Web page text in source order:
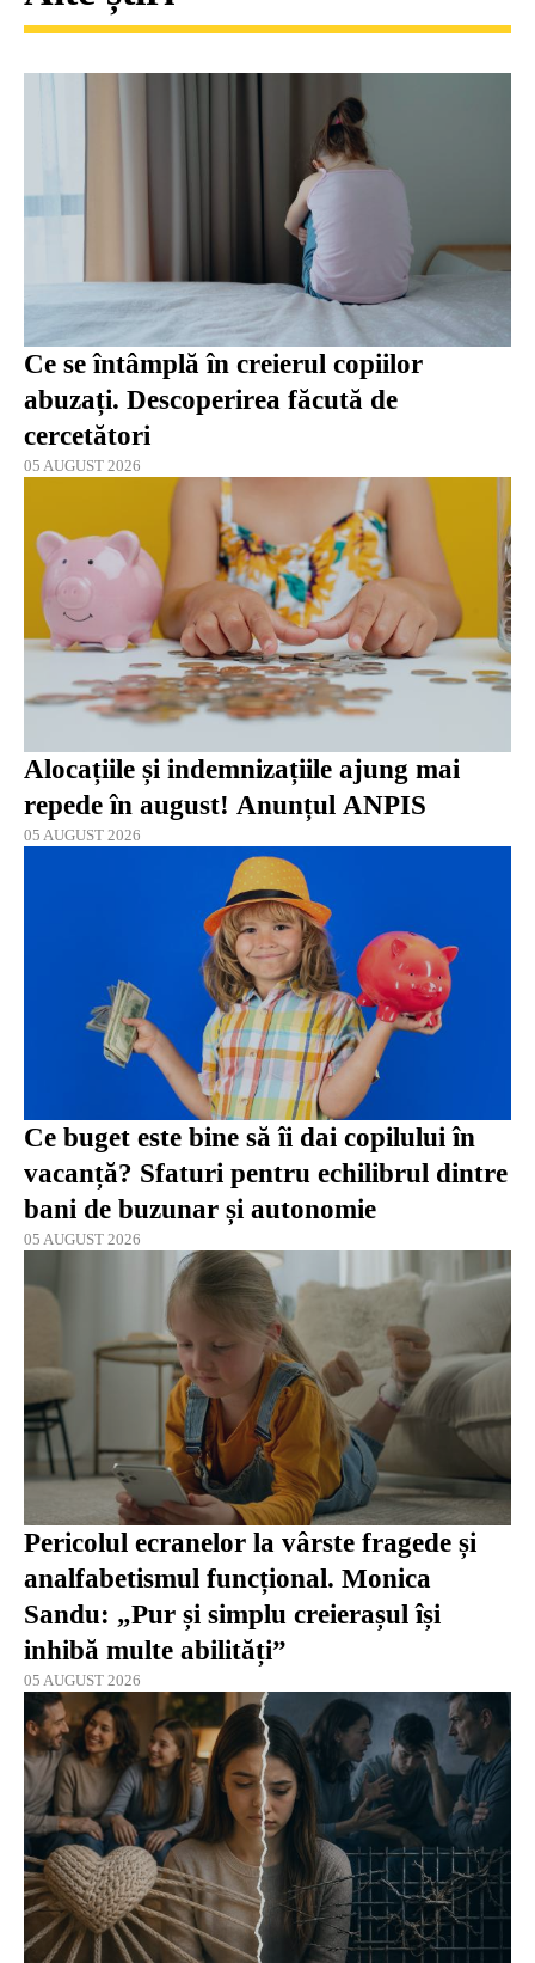
Ce se întâmplă în creierul copiilor
abuzați. Descoperirea făcută de
cercetători
05 AUGUST 2026
Alocațiile și indemnizațiile ajung mai
repede în august! Anunțul ANPIS
05 AUGUST 2026
Ce buget este bine să îi dai copilului în
vacanță? Sfaturi pentru echilibrul dintre
bani de buzunar și autonomie
05 AUGUST 2026
Pericolul ecranelor la vârste fragede și
analfabetismul funcțional. Monica
Sandu: „Pur și simplu creierașul își
inhibă multe abilități”
05 AUGUST 2026